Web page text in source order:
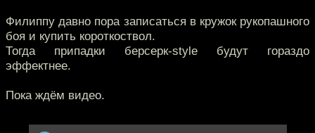
Филиппу давно пора записаться в кружок рукопашного
боя и купить короткоствол.
Тогда припадки берсерк-style будут гораздо
эффектнее.
Пока ждём видео.